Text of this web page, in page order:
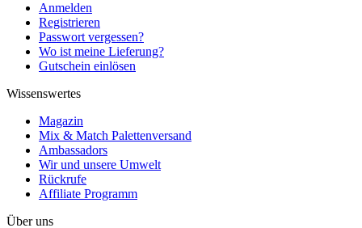
Anmelden
Registrieren
Passwort vergessen?
Wo ist meine Lieferung?
Gutschein einlösen
Wissenswertes
Magazin
Mix & Match Palettenversand
Ambassadors
Wir und unsere Umwelt
Rückrufe
Affiliate Programm
Über uns